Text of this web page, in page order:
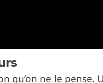
qu’on ne le